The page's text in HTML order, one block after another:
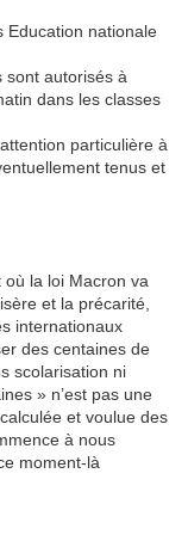
Education nationale
sont autorisés à
dans les classes
particulière à
tenus et
la loi Macron va
et la précarité,
internationaux
des centaines de
scolarisation ni
» n’est pas une
et voulue des
à nous
moment-là